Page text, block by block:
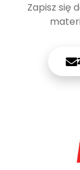
Zapisz się